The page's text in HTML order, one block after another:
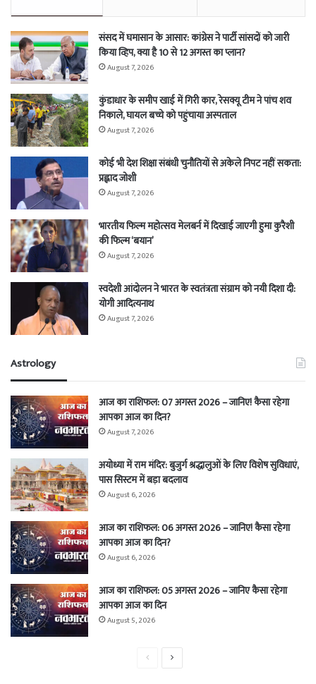
संसद में घमासान के आसार: कांग्रेस ने पार्टी सांसदों को जारी
किया व्हिप, क्या है 10 से 12 अगस्त का प्लान?
August 7, 2026
कुंडाधार के समीप खाई में गिरी कार, रेसक्यू टीम ने पांच शव
निकाले, घायल बच्चे को पहुंचाया अस्पताल
August 7, 2026
कोई भी देश शिक्षा संबंधी चुनौतियों से अकेले निपट नहीं सकता:
प्रह्लाद जोशी
August 7, 2026
भारतीय फिल्म महोत्सव मेलबर्न में दिखाई जाएगी हुमा कुरैशी
की फिल्म ‘बयान’
August 7, 2026
स्वदेशी आंदोलन ने भारत के स्वतंत्रता संग्राम को नयी दिशा दी:
योगी आदित्यनाथ
August 7, 2026
Astrology
आज का राशिफल: 07 अगस्त 2026 – जानिए! कैसा रहेगा
आपका आज का दिन?
August 7, 2026
अयोध्या में राम मंदिर: बुजुर्ग श्रद्धालुओं के लिए विशेष सुविधाएं,
पास सिस्टम में बड़ा बदलाव
August 6, 2026
आज का राशिफल: 06 अगस्त 2026 – जानिए! कैसा रहेगा
आपका आज का दिन?
August 6, 2026
आज का राशिफल: 05 अगस्त 2026 – जानिए कैसा रहेगा
आपका आज का दिन
August 5, 2026
PreviousNext